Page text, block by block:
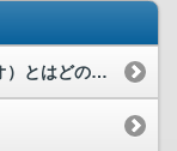
UMD VIDEO（ユー・エム・ディー・ビデオ）とはどのようなフォーマット...